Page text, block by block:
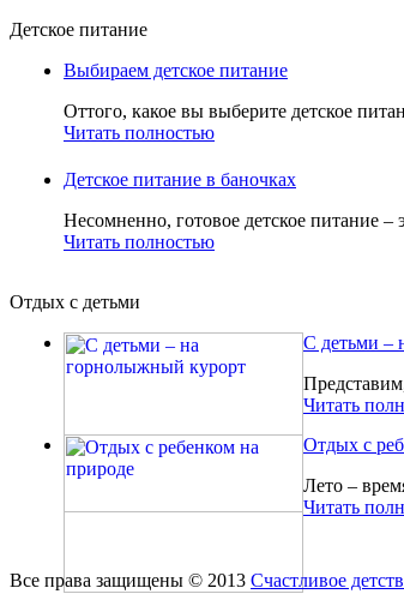
Детское питание
Выбираем детское питание
Оттого, какое вы выберите детское
Читать полностью
Детское питание в баночках
Несомненно, готовое детское питание –
Читать полностью
Отдых с детьми
С детьми –
Читать
Отдых с
Лето –
Читать
Все права защищены © 2013 Счастливое